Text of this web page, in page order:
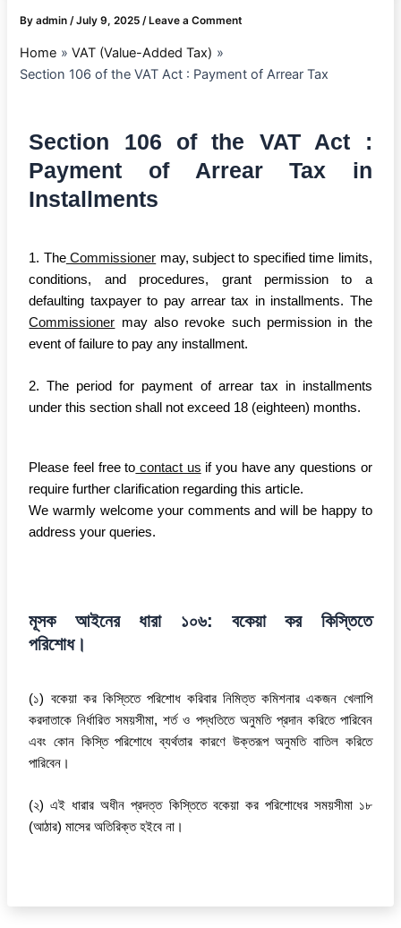
Byadmin /July 9, 2025 /Leave a Comment
Home
VAT (Value-Added Tax)
Section 106 of the VAT Act : Payment of Arrear Tax
Section 106 of the VAT Act :
Payment of Arrear Tax in
Installments
1. TheCommissioner may, subject to specified time limits,
conditions, and procedures, grant permission to a
defaulting taxpayer to pay arrear tax in installments. The
Commissioner may also revoke such permission in the
event of failure to pay any installment.
2. The period for payment of arrear tax in installments
under this section shall not exceed 18 (eighteen) months.
Please feel free to contact us if you have any questions or
require further clarification regarding this article.
We warmly welcome your comments and will be happy to
address your queries.
মূসক আইনের ধারা ১০৬: বকেয়া কর কিস্তিতে
পরিশোধ।
(১) বকেয়া কর কিস্তিতে পরিশোধ করিবার নিমিত্ত কমিশনার একজন খেলাপি
করদাতাকে নির্ধারিত সময়সীমা, শর্ত ও পদ্ধতিতে অনুমতি প্রদান করিতে পারিবেন
এবং কোন কিস্তি পরিশোধে ব্যর্থতার কারণে উক্তরূপ অনুমতি বাতিল করিতে
পারিবেন।
(২) এই ধারার অধীন প্রদত্ত কিস্তিতে বকেয়া কর পরিশোধের সময়সীমা ১৮
(আঠার) মাসের অতিরিক্ত হইবে না।